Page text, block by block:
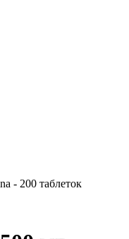
- 200 таблеток